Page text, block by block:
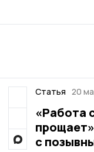
Статья 20
«Работа
с